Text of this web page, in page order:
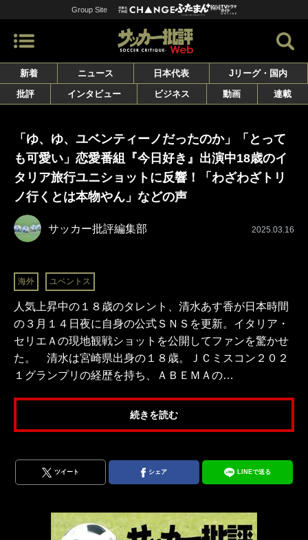
Group Site
新着 ニュース 日本代表
Jリーグ・国内
批評
インタビュー ビジネス 動画 連載
「ゆ、ゆ、ユベンティーノだったのか」「とって
も可愛い」恋愛番組『今日好き』出演中18歳のイ
タリア旅行ユニショットに反響！「わざわざトリ
ノ行くとは本物やん」などの声
サッカー批評編集部 2025.03.16
海外 ユベントス
人気上昇中の１８歳のタレント、清水あす香が日本時間
の３月１４日夜に自身の公式ＳＮＳを更新。イタリア・
セリエＡの現地観戦ショットを公開してファンを驚かせ
た。 清水は宮崎県出身の１８歳。ＪＣミスコン２０２
１グランプリの経歴を持ち、ＡＢＥＭＡの…
続きを読む
ツイート シェア LINEで送る